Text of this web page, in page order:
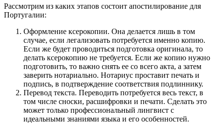
Рассмотрим из каких этапов состоит апостилирование для
Португалии:
Оформление ксерокопии. Она делается лишь в том
случае, если легализовать потребуется именно копию.
Если же будет проводиться подготовка оригинала, то
делать ксерокопию не требуется. Если же копию нужно
подготовить, то важно снять ее со всего акта, а затем
заверить нотариально. Нотариус проставит печать и
подпись, в подтверждение соответствия подлиннику.
Перевод текста. Переводить потребуется весь текст, в
том числе сноски, расшифровки и печати. Сделать это
может только профессиональный лингвист с
идеальными знаниями языка и его особенностей.